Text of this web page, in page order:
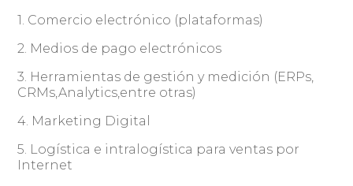
1. Comercio electrónico (plataformas)
2. Medios de pago electrónicos
3. Herramientas de gestión y medición (ERPs,
CRMs,Analytics,entre otras)
4. Marketing Digital
5. Logística e intralogística para ventas por
Internet